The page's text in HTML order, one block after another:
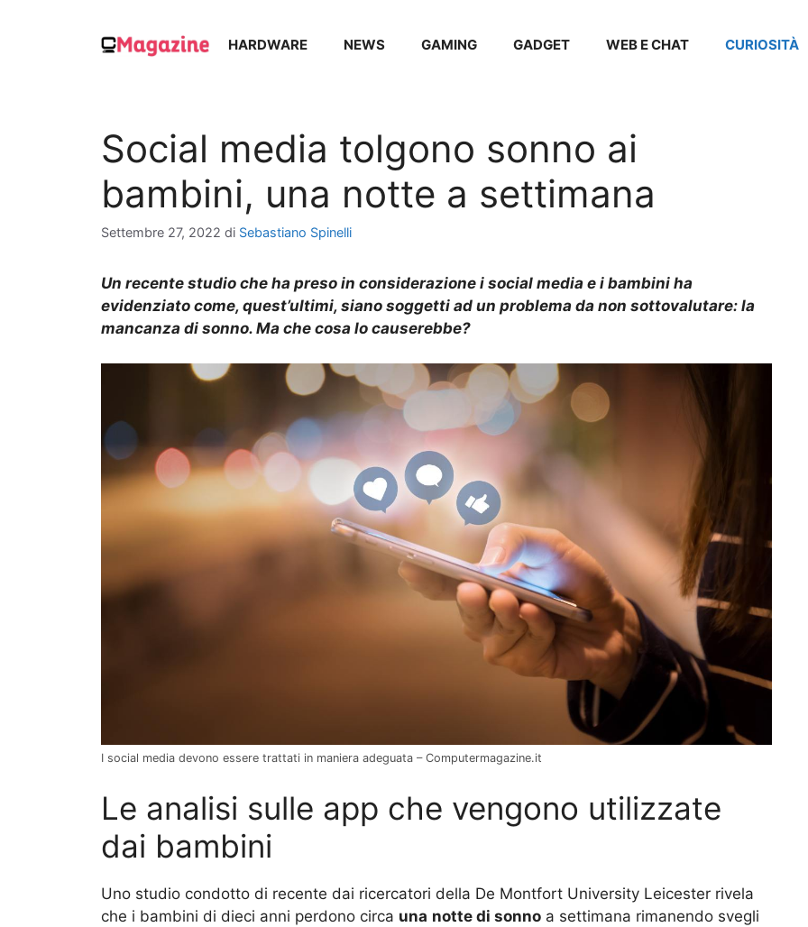
HARDWARE NEWS GAMING GADGET WEB E CHAT CURIOSITÀ
Social media tolgono sonno ai
bambini, una notte a settimana
Settembre 27, 2022 di Sebastiano Spinelli
Un recente studio che ha preso in considerazione i social media e i bambini ha
evidenziato come, quest’ultimi, siano soggetti ad un problema da non sottovalutare: la
mancanza di sonno. Ma che cosa lo causerebbe?
I social media devono essere trattati in maniera adeguata – Computermagazine.it
Le analisi sulle app che vengono utilizzate
dai bambini
Uno studio condotto di recente dai ricercatori della De Montfort University Leicester rivela
che i bambini di dieci anni perdono circa una notte di sonno a settimana rimanendo svegli